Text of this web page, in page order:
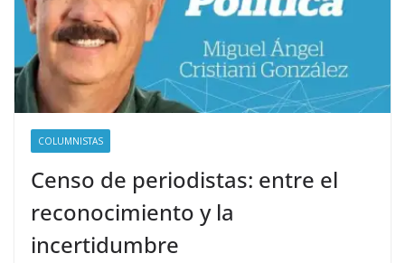
COLUMNISTAS
Censo de periodistas: entre el
reconocimiento y la
incertidumbre